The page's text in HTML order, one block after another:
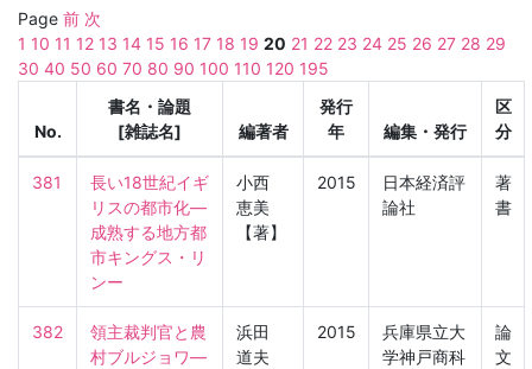
Page 前 次
1 10 11 12 13 14 15 16 17 18 19 20 21 22 23 24 25 26 27 28 29
30 40 50 60 70 80 90 100 110 120 195
No.
書名・論題
[雑誌名]
編著者
発行
年
編集・発行
区
分
381
長い18世紀イギ
リスの都市化―
成熟する地方都
市キングス・リ
ンー
小西
恵美
【著】
2015
日本経済評
論社
著
書
382
領主裁判官と農
村ブルジョワ―
浜田
道夫
2015
兵庫県立大
学神戸商科
論
文